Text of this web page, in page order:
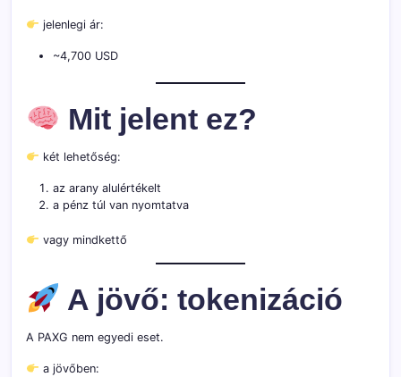
jelenlegi ár:
~4,700 USD
Mit jelent ez?
két lehetőség:
az arany alulértékelt
a pénz túl van nyomtatva
vagy mindkettő
A jövő: tokenizáció
A PAXG nem egyedi eset.
a jövőben: